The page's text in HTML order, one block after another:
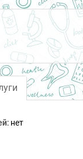
: нет